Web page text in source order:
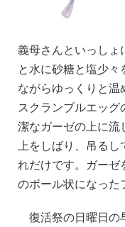
義母さんといっし
と水に砂糖と塩少
ながらゆっくりと温
スクランブルエッ
潔なガーゼの上に流
上をしばり、吊るし
れだけです。ガー
のボール状になった
復活祭の日曜日の